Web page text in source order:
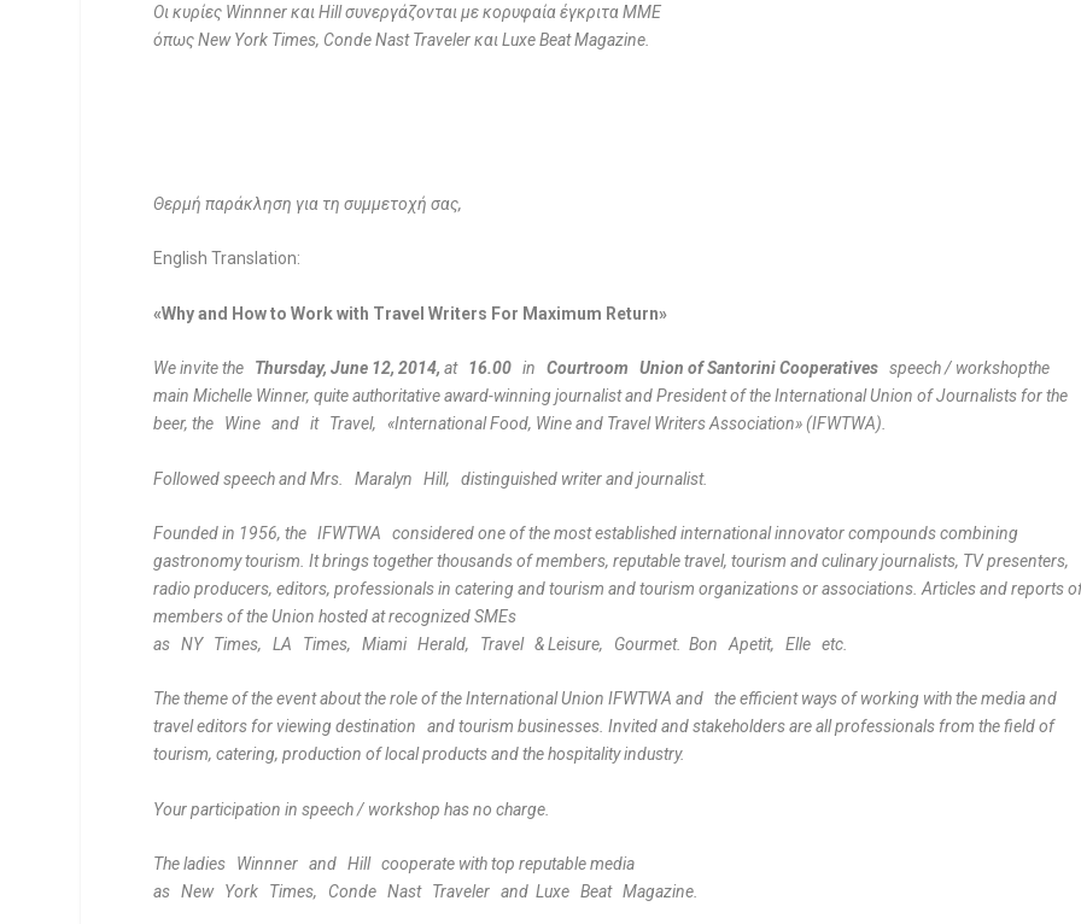
Οι κυρίες WinnnerκαιHillσυνεργάζονται με κορυφαία έγκριτα ΜΜΕ
όπωςNew York Times, Conde Nast TravelerκαιLuxe Beat Magazine
Θερμή παράκληση για τη συμμετοχή σας,
English Translation:
«Why and How to Work with Travel Writers For Maximum Return»
We invite the Thursday, June 12, 2014, at 16.00 inCourtroom Union of Santorini Cooperatives speech / workshopthe
main Michelle Winner, quite authoritative award-winning journalist and President of the International Union of Journalists for the
beer, the Wine and it Travel, «International Food, Wine and Travel Writers Association» (IFWTWA).
Followed speech and Mrs. Maralyn Hill, distinguished writer and journalist.
Founded in 1956, the IFWTWA considered one of the most established international innovator compounds combining
gastronomy tourism. It brings together thousands of members, reputable travel, tourism and culinary journalists, TV presenters,
radio producers, editors, professionals in catering and tourism and tourism organizations or associations. Articles and reports
members of the Union hosted at recognized SMEs
as NY Times, LA Times, Miami Herald, Travel & Leisure, Gourmet. Bon Apetit, Elle etc.
The theme of the event about the role of the International Union IFWTWA and the efficient ways of working with the media and
travel editors for viewing destination and tourism businesses. Invited and stakeholders are all professionals from the field of
tourism, catering, production of local products and the hospitality industry.
Your participation in speech / workshop has no charge.
The ladies Winnner and Hill cooperate with top reputable media
as New York Times, Conde Nast Traveler and Luxe Beat Magazine.